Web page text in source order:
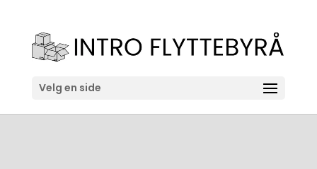
Velg en side